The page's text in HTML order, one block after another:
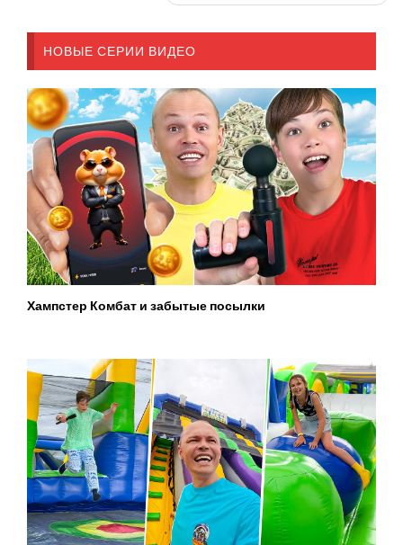
НОВЫЕ СЕРИИ ВИДЕО
Хампстер Комбат и забытые посылки